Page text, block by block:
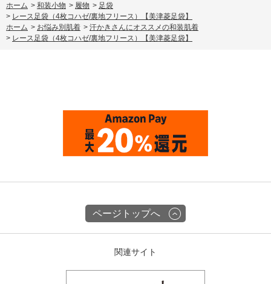
ホーム > 和装小物 > 履物 > 足袋
> レース足袋（4枚コハゼ/裏地フリース）【美津菱足袋】
ホーム > お悩み別肌着 > 汗かきさんにオススメの和装肌着
> レース足袋（4枚コハゼ/裏地フリース）【美津菱足袋】
ページトップへ
関連サイト